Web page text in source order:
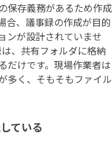
保存義務があるため作成
合、議事録の作成が目的
ンが設計されていませ
、共有フォルダに格納
だけです。現場作業者は
多く、そもそもファイル
ている